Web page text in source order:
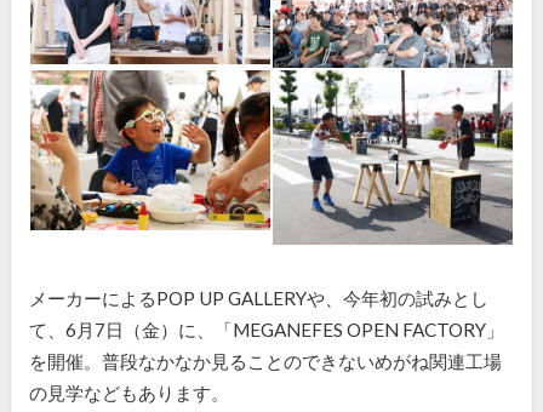
メーカーによるPOP UP GALLERYや、今年初の試みとし
て、6月7日（金）に、「MEGANEFES OPEN FACTORY」
を開催。普段なかなか見ることのできないめがね関連工場
の見学などもあります。